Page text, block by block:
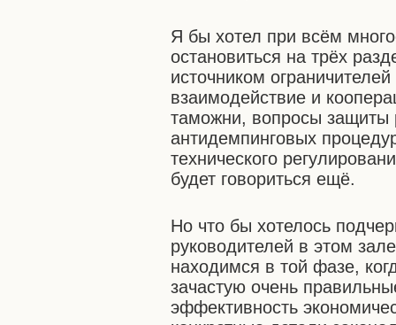
Я бы хотел при всём
остановиться на трёх
источником
взаимодействие и
таможни, вопросы защиты
антидемпинговых
технического
будет говориться ещё.
Но что бы хотелось
руководителей в этом
находимся в той фазе,
зачастую очень
эффективность